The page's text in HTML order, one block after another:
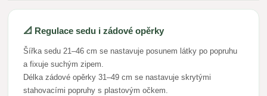
📐 Regulace sedu i zádové opěrky
Šířka sedu 21–46 cm se nastavuje posunem látky po popruhu
a fixuje suchým zipem.
Délka zádové opěrky 31–49 cm se nastavuje skrytými
stahovacími popruhy s plastovým očkem.